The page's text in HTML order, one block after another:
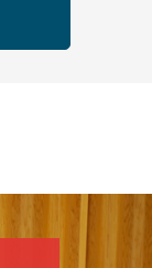
三度「青
約事務局